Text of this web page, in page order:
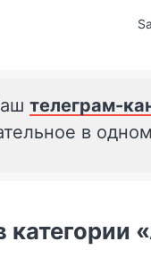
телеграм-
в
категории